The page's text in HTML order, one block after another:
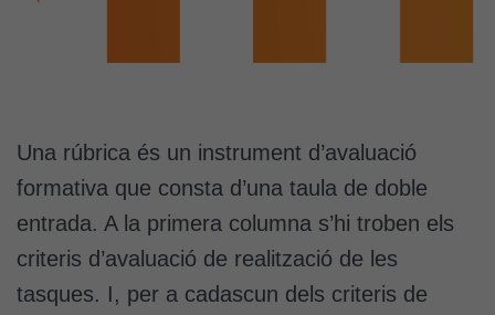
Una rúbrica és un instrument d’avaluació
formativa que consta d’una taula de doble
entrada. A la primera columna s’hi troben els
criteris d’avaluació de realització de les
tasques. I, per a cadascun dels criteris de